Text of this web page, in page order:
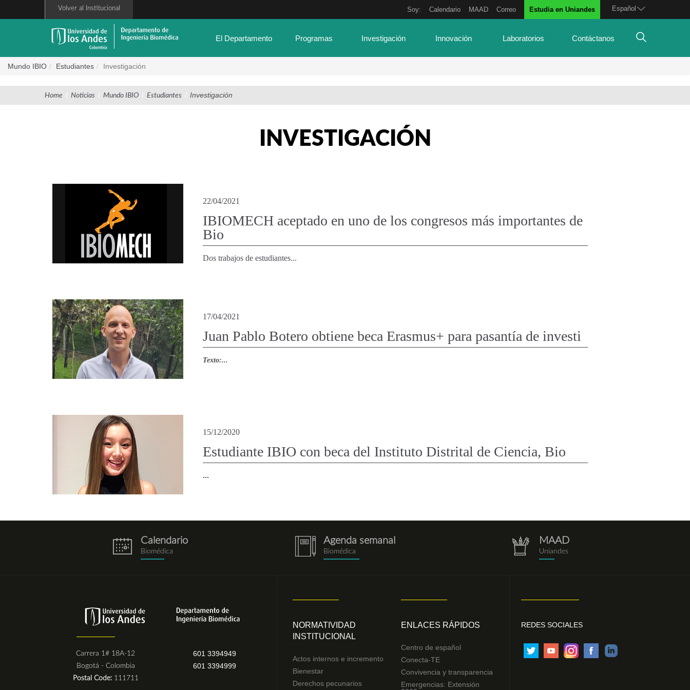
Español
Soy: Calendario MAAD Correo Estudia en Uniandes
Volver al Institucional
El Departamento Programas Investigación Innovación Laboratorios Contáctanos
Mundo IBIO Estudiantes Investigación
Home / Noticias / Mundo IBIO / Estudiantes / Investigación
INVESTIGACIÓN
22/04/2021
IBIOMECH aceptado en uno de los congresos más importantes de
Bio
Dos trabajos de estudiantes...
17/04/2021
Juan Pablo Botero obtiene beca Erasmus+ para pasantía de investi
Texto:...
15/12/2020
Estudiante IBIO con beca del Instituto Distrital de Ciencia, Bio
...
eventos.png
Calendario
Biomédica notebook.png
Agenda semanal
Biomédica repositorio.png
MAAD
Uniandes
Carrera 1# 18A-12
Bogotá - Colombia
Postal Code: 111711
601 3394949
601 3394999
NORMATIVIDAD
INSTITUCIONAL
Actos internos e incremento
Bienestar
Derechos pecunarios
ENLACES RÁPIDOS
Centro de español
Conecta-TE
Convivencia y transparencia
Emergencias: Extensión
REDES SOCIALES